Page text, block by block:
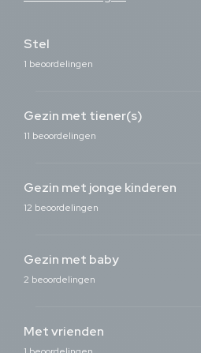
Stel
1 beoordelingen
Gezin met tiener(s)
11 beoordelingen
Gezin met jonge kinderen
12 beoordelingen
Gezin met baby
2 beoordelingen
Met vrienden